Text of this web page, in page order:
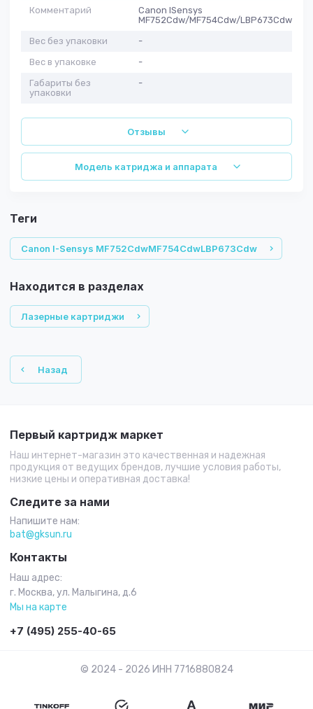
Комментарий
Canon ISensys
MF752Cdw/MF754Cdw/LBP673Cdw
Вес без упаковки
-
Вес в упаковке
-
Габариты без
упаковки
-
Отзывы
Модель катриджа и аппарата
теги
Canon I-Sensys MF752CdwMF754CdwLBP673Cdw
Находится в разделах
Лазерные картриджи
Назад
Первый картридж маркет
Наш интернет-магазин это качественная и надежная
продукция от ведущих брендов, лучшие условия работы,
низкие цены и оперативная доставка!
Следите за нами
Напишите нам:
bat@gksun.ru
Контакты
Наш адрес:
г. Москва, ул. Малыгина, д.6
Мы на карте
+7 (495) 255-40-65
© 2024 - 2026 ИНН 7716880824